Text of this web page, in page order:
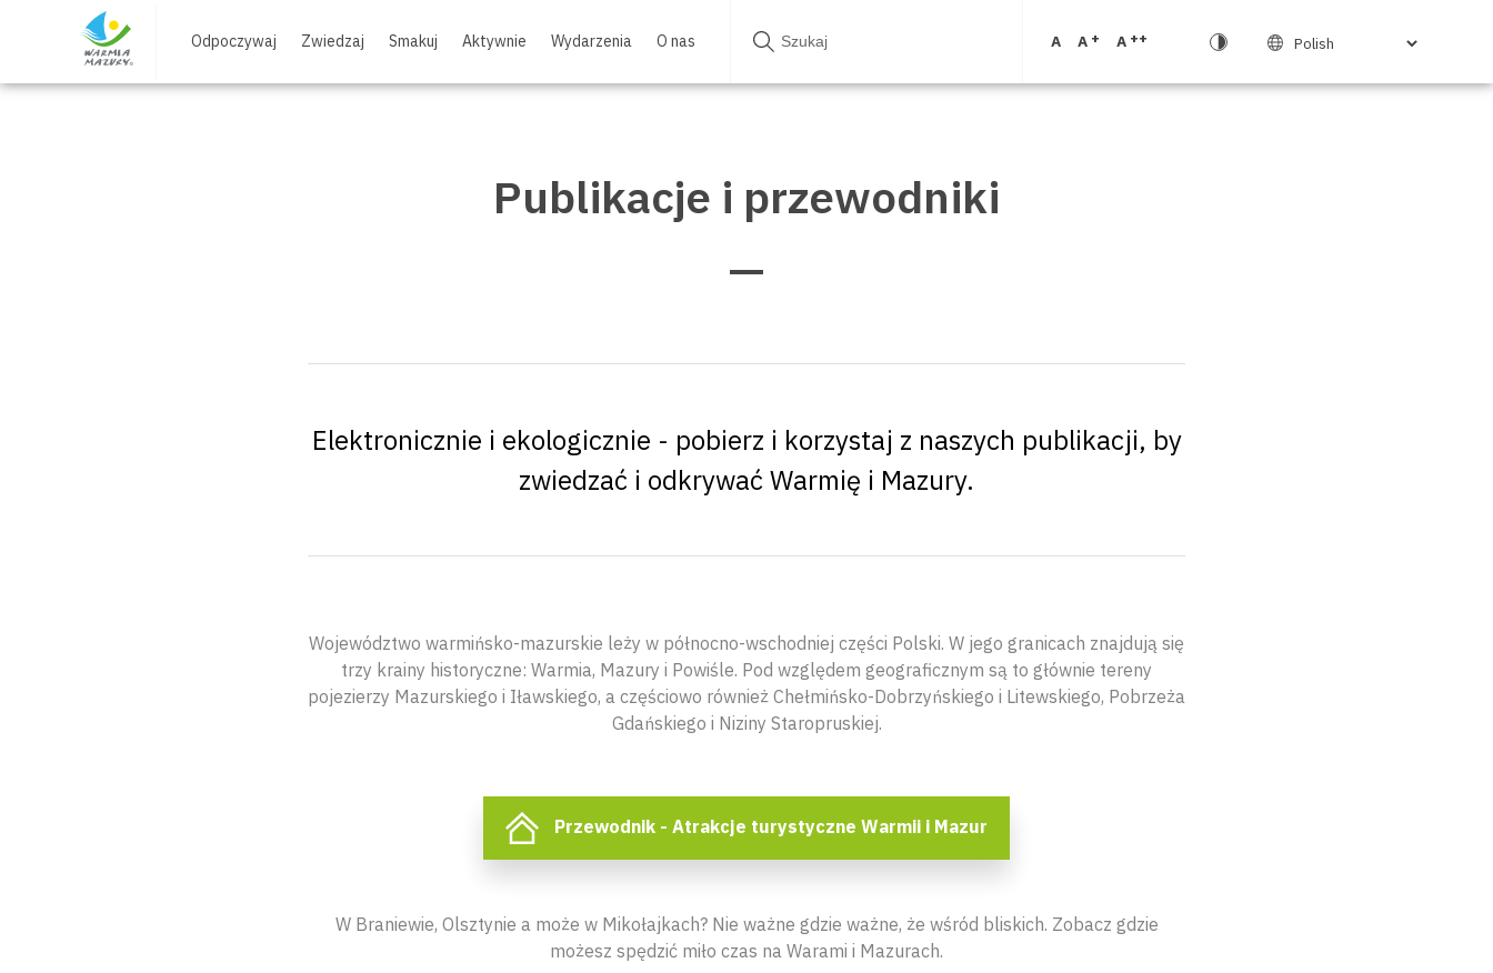
Odpoczywaj Zwiedzaj Smakuj Aktywnie Wydarzenia O nas A A + A ++
Publikacje i przewodniki
Elektronicznie i ekologicznie - pobierz i korzystaj z naszych publikacji, by
zwiedzać i odkrywać Warmię i Mazury.
Województwo warmińsko-mazurskie leży w północno-wschodniej części Polski. W jego granicach znajdują się
trzy krainy historyczne: Warmia, Mazury i Powiśle. Pod względem geograficznym są to głównie tereny
pojezierzy Mazurskiego i Iławskiego, a częściowo również Chełmińsko-Dobrzyńskiego i Litewskiego, Pobrzeża
Gdańskiego i Niziny Staropruskiej.
Przewodnik - Atrakcje turystyczne Warmii i Mazur
W Braniewie, Olsztynie a może w Mikołajkach? Nie ważne gdzie ważne, że wśród bliskich. Zobacz gdzie
możesz spędzić miło czas na Warami i Mazurach.